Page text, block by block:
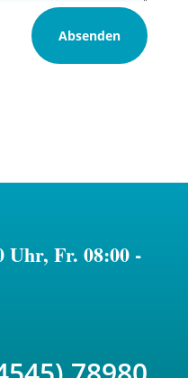
Absenden
Uhr, Fr. 08:00 -